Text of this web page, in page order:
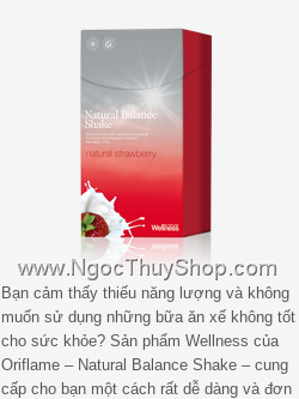
Bạn cảm thấy thiếu năng lượng và không
muốn sử dụng những bữa ăn xế không tốt
cho sức khỏe? Sản phẩm Wellness của
Oriflame – Natural Balance Shake – cung
cấp cho bạn một cách rất dễ dàng và đơn